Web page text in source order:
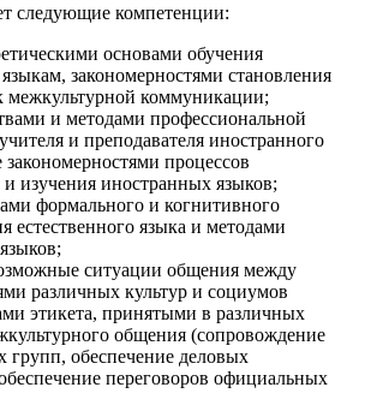
следующие компетенции:
основами обучения
закономерностями становления
межкультурной коммуникации;
и методами профессиональной
и преподавателя иностранного
закономерностями процессов
изучения иностранных языков;
формального и когнитивного
естественного языка и методами
ситуации общения между
различных культур и социумов
этикета, принятыми в различных
общения (сопровождение
групп, обеспечение деловых
переговоров официальных